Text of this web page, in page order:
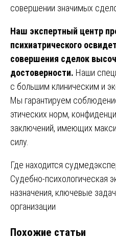
совершении значимых
Наш экспертный центр
психиатрического
совершения сделок
достоверности. Наши
с большим клиническим и
Мы гарантируем
этических норм,
заключений, имеющих
силу.
Навигация
по
записям
Где находится
Судебно-психологическая
назначения, ключевые
организации
Похожие статьи